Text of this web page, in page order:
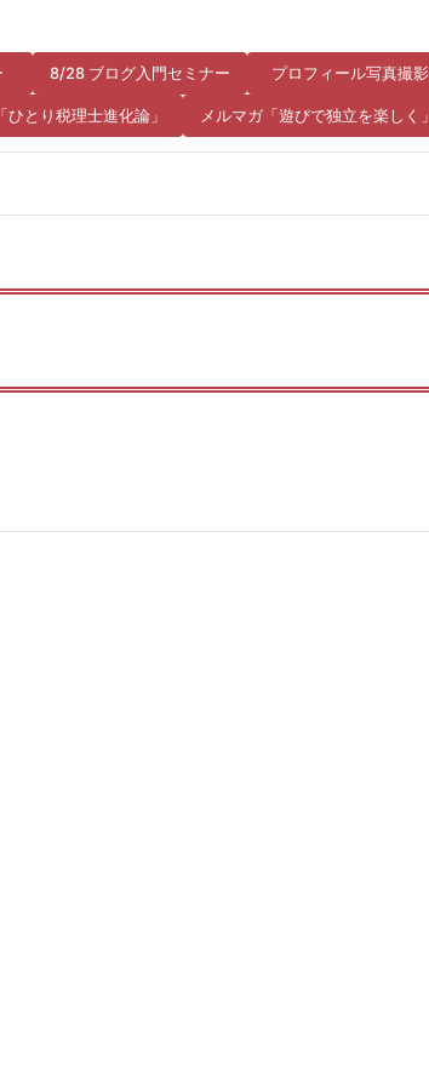
8/28 ブログ入門セミナー プロフィール写真撮影
ひとり税理士進化論」 メルマガ「遊びで独立を楽しく」